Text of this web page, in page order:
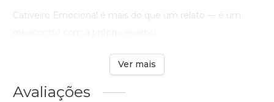
Cativeiro Emocional é mais do que um relato — é um
Ver mais
Avaliações